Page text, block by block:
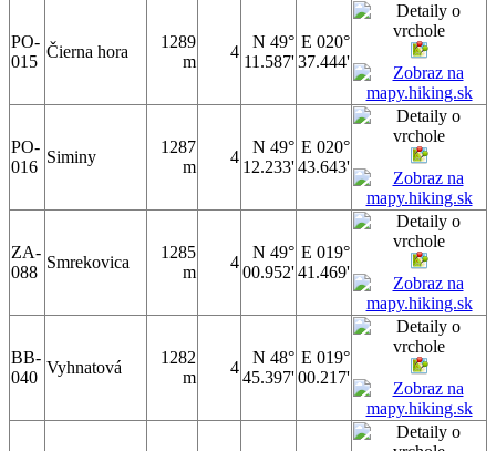
PO-
015
Čierna hora
1289
m
4
N 49°
11.587'
E 020°
37.444'
PO-
016
Siminy
1287
m
4
N 49°
12.233'
E 020°
43.643'
ZA-
088
Smrekovica
1285
m
4
N 49°
00.952'
E 019°
41.469'
BB-
040
Vyhnatová
1282
m
4
N 48°
45.397'
E 019°
00.217'